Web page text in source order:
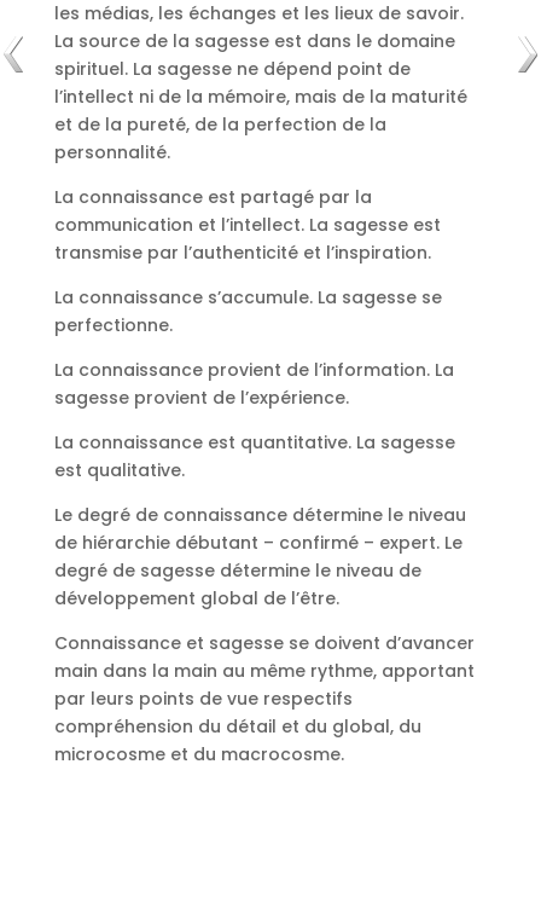
les médias, les échanges et les lieux de savoir.
La source de la sagesse est dans le domaine
spirituel. La sagesse ne dépend point de
l’intellect ni de la mémoire, mais de la maturité
et de la pureté, de la perfection de la
personnalité.
La connaissance est partagé par la
communication et l’intellect. La sagesse est
transmise par l’authenticité et l’inspiration.
La connaissance s’accumule. La sagesse se
perfectionne.
La connaissance provient de l’information. La
sagesse provient de l’expérience.
La connaissance est quantitative. La sagesse
est qualitative.
Le degré de connaissance détermine le niveau
de hiérarchie débutant – confirmé – expert. Le
degré de sagesse détermine le niveau de
développement global de l’être.
Connaissance et sagesse se doivent d’avancer
main dans la main au même rythme, apportant
par leurs points de vue respectifs
compréhension du détail et du global, du
microcosme et du macrocosme.